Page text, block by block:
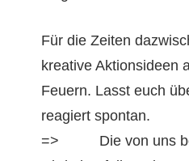
Für die Zeit­en
kreative Aktion­sid­een
Feuern. Lasst euch
reagiert spontan.
=> Die von uns